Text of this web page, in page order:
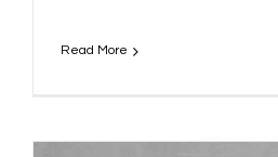
Read More